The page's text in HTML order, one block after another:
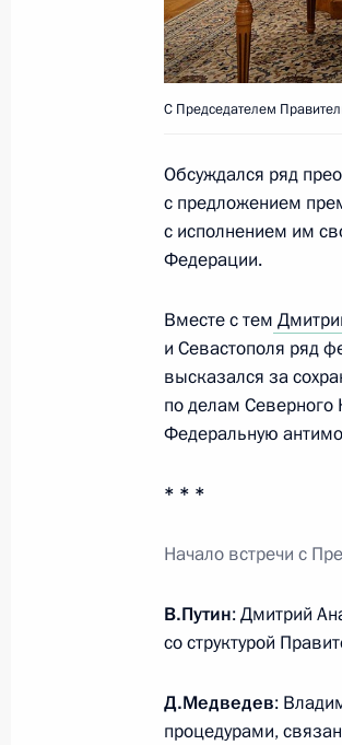
Подписан Указ об
15 июля 2015 года,
Совещание с
Встреча с
15 июля 2015 года,
Ниинистё
Подписан закон о
С Председателем
Обсуждался ряд
с предложением
с исполнением им
Федерации.
Вместе с тем
и Севастополя ряд
высказался за
по делам Северного
Федеральную
* * *
Начало встречи с
В.Путин: Дмитрий
со структурой
Д.Медведев:
процедурами,